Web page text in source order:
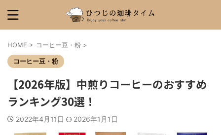
HOME > コーヒー豆・粉 >
コーヒー豆・粉
【2026年版】中煎りコーヒーのおすすめ
ランキング30選！
2022年4月11日 2026年1月1日